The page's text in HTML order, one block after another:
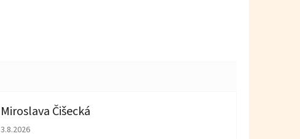
Miroslava Čišecká
Hodnotenie obchodu je 1 z 5 hviezdičiek.
3.8.2026